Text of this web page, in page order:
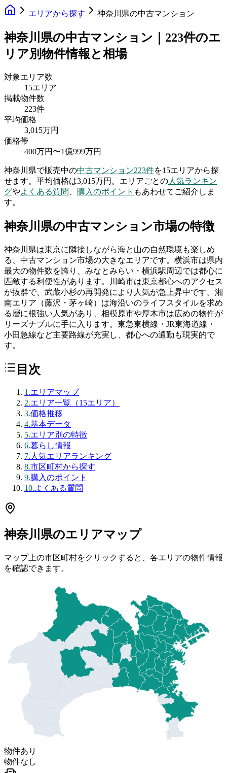
エリアから探す 神奈川県の中古マンション
神奈川県の中古マンション｜223件のエ
リア別物件情報と相場
対象エリア数
15エリア
掲載物件数
223件
平均価格
3,015万円
価格帯
400万円 〜1億999万円
神奈川県で販売中の中古マンション223件を15エリアから探
せます。 平均価格は3,015万円。 エリアごとの人気ランキン
グやよくある質問 購入のポイント もあわせてご紹介しま
す。
神奈川県の中古マンション市場の特徴
神奈川県は東京に隣接しながら海と山の自然環境も楽しめ
る、中古マンション市場の大きなエリアです。横浜市は県内
最大の物件数を誇り、みなとみらい・横浜駅周辺では都心に
匹敵する利便性があります。川崎市は東京都心へのアクセス
が抜群で、武蔵小杉の再開発により人気が急上昇中です。湘
南エリア（藤沢・茅ヶ崎）は海沿いのライフスタイルを求め
る層に根強い人気があり、相模原市や厚木市は広めの物件が
リーズナブルに手に入ります。東急東横線・JR東海道線・
小田急線など主要路線が充実し、都心への通勤も現実的で
す。
目次
1.エリアマップ
2.エリア一覧（15エリア）
3.価格推移
4.基本データ
5.エリア別の特徴
6.暮らし情報
7.人気エリアランキング
8.市区町村から探す
9.購入のポイント
10.よくある質問
神奈川県のエリアマップ
マップ上の市区町村をクリックすると、各エリアの物件情報
を確認できます。
物件あり
物件なし